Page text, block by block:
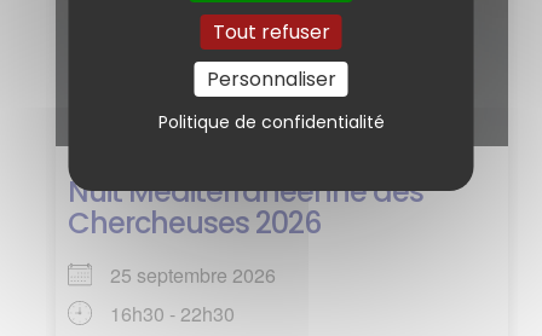
Nuit Méditerranéenne des
Chercheuses 2026
25 septembre 2026
16h30 - 22h30
Tout refuser
Personnaliser
Politique de confidentialité